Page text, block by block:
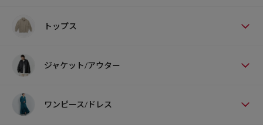
トップス
ジャケット/アウター
ワンピース/ドレス